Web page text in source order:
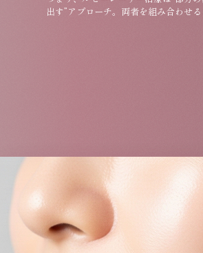
出す”アプローチ。両者を組み合わせ